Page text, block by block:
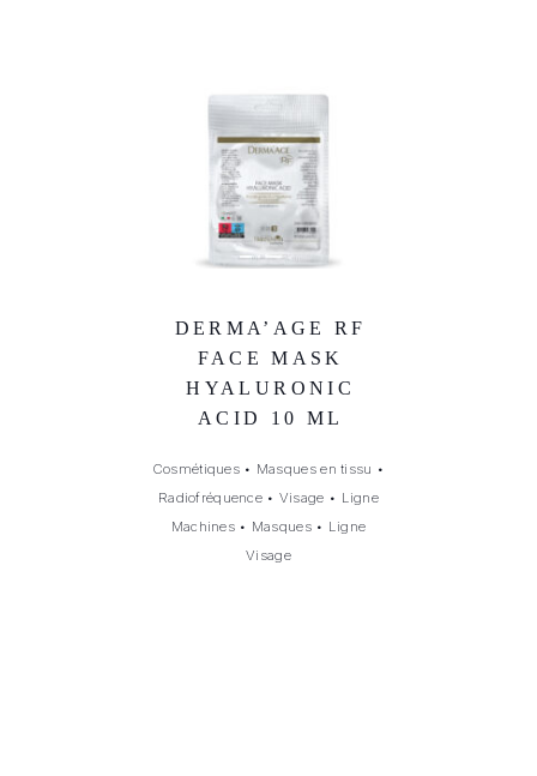
DERMA’AGE RF
FACE MASK
HYALURONIC
ACID 10 ML
Cosmétiques • Masques en tissu •
Radiofréquence • Visage • Ligne
Machines • Masques• Ligne
Visage